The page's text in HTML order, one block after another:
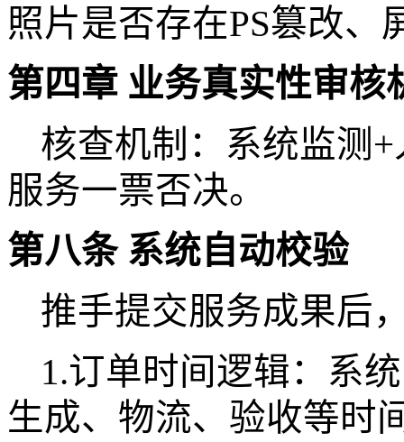
照片是否存在PS篡改、
第四章 业务真实性审核
核查机制：系统监测
服务一票否决。
第八条 系统自动校验
推手提交服务成果后
1.订单时间逻辑：系
生成、物流、验收等时